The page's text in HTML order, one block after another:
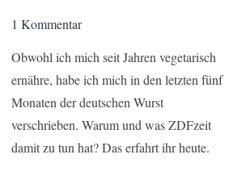
1 Kommentar
Obwohl ich mich seit Jahren vegetarisch
ernähre, habe ich mich in den letzten fünf
Monaten der deutschen Wurst
verschrieben. Warum und was ZDFzeit
damit zu tun hat? Das erfahrt ihr heute.